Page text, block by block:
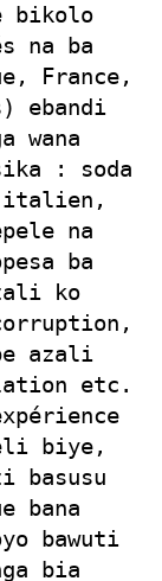
bikolo
na ba
France,
ebandi
wana
: soda
italien,
na
ba
ko
azali
etc.
biye,
basusu
bana
bawuti
bia